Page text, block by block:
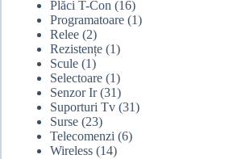
Plăci T-Con (16)
Programatoare (1)
Relee (2)
Rezistențe (1)
Scule (1)
Selectoare (1)
Senzor Ir (31)
Suporturi Tv (31)
Surse (23)
Telecomenzi (6)
Wireless (14)